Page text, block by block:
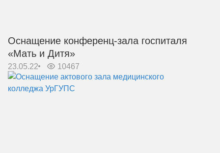
Оснащение конференц-зала госпиталя
«Мать и Дитя»
23.05.22 10467